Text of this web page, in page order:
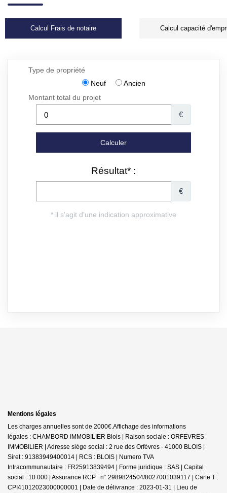
Calcul Frais de notaire Calcul capacité
Mentions légales
Les charges annuelles sont de 2000€.Affichage des informations
légales : CHAMBORD IMMOBILIER Blois | Raison sociale : ORFEVRES
IMMOBILIER | Adresse siège social : 2 rue des Orfèvres - 41000 BLOIS |
Siret : 91383949400014 | RCS : BLOIS | Numero TVA
Intracommunautaire : FR25913839494 | Forme juridique : SAS | Capital
social : 10 000 | Assurance RCP : n° 2989824504/8027001039117 | Carte T :
CPI41012023000000001 | Date de délivrance : 2023-01-31 | Lieu de